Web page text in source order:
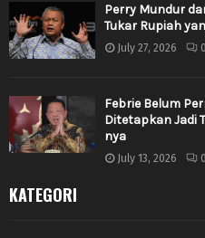
Perry Mundur
Tukar Rupiah
July 27, 2026 0
Febrie Belum
Ditetapkan Jadi
nya
July 13, 2026 0
KATEGORI